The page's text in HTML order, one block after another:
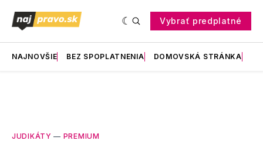
Vybrať predplatné
NAJNOVŠIE BEZ SPOPLATNENIA DOMOVSKÁ STRÁNKA
JUDIKÁTY — PREMIUM